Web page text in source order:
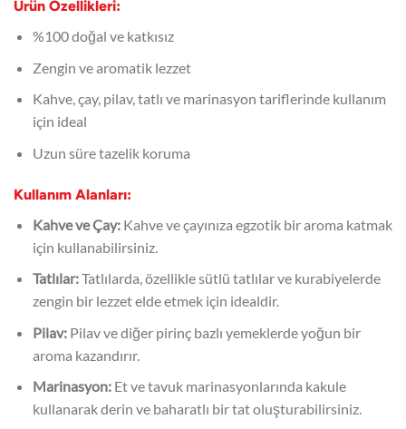
Ürün Özellikleri:
%100 doğal ve katkısız
Zengin ve aromatik lezzet
Kahve, çay, pilav, tatlı ve marinasyon tariflerinde kullanım
için ideal
Uzun süre tazelik koruma
Kullanım Alanları:
Kahve ve Çay:Kahve ve çayınıza egzotik bir aroma katmak
için kullanabilirsiniz.
Tatlılar:Tatlılarda, özellikle sütlü tatlılar ve kurabiyelerde
zengin bir lezzet elde etmek için idealdir.
Pilav:Pilav ve diğer pirinç bazlı yemeklerde yoğun bir
aroma kazandırır.
Marinasyon:Et ve tavuk marinasyonlarında kakule
kullanarak derin ve baharatlı bir tat oluşturabilirsiniz.